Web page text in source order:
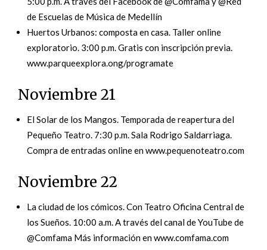
de Escuelas de Música de Medellín
Huertos Urbanos: composta en casa. Taller online
exploratorio. 3:00 p.m. Gratis con inscripción previa.
www.parqueexplora.ong/programate
Noviembre 21
El Solar de los Mangos. Temporada de reapertura del
Pequeño Teatro. 7:30 p.m. Sala Rodrigo Saldarriaga.
Compra de entradas online en www.pequenoteatro.com
Noviembre 22
La ciudad de los cómicos. Con Teatro Oficina Central de
los Sueños. 10:00 a.m. A través del canal de YouTube de
@Comfama Más información en www.comfama.com